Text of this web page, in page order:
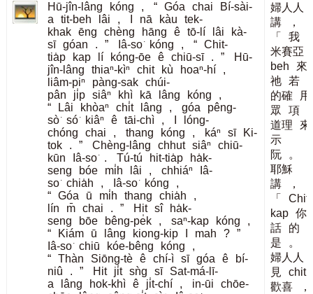
Hū-jîn-lâng kóng , “ Góa chai
Bí-sài-
a
tit-beh lâi , nā kàu
tek-
khak ēng chèng hāng ê tō-lí lâi
kà-
sī góan . ” Iâ-so͘ kóng , “ Chit-
tia̍p
kap lí kóng-ōe ê chiū-sī . ”
Hū-
jîn-lâng
thiaⁿ-kìⁿ chit kù hoaⁿ-hí
,
liâm-piⁿ
pàng-sak chúi-
pân
ji̍p siâⁿ khì kā lâng kóng
,
“
Lâi khòaⁿ chi̍t lâng , góa
pêng-
sò͘ só͘ kiâⁿ ê tāi-chì ,
lóng-
chóng
chai , thang kóng , káⁿ sī
Ki-
tok
. ” Chèng-lâng chhut siâⁿ
chiū-
kūn
Iâ-so͘ . Tú-tú hit-tia̍p
ha̍k-
seng
bóe mi̍h lâi , chhiáⁿ
Iâ-
so͘ chia̍h , Iâ-so͘ kóng
,
“ Góa ū mi̍h thang chia̍h
,
lín
m̄ chai . ” Hit sî
ha̍k-
seng
bōe bêng-pe̍k , saⁿ-kap kóng
,
“
Kiám ū lâng kiong-kip mah ? ”
Iâ-so͘ chiū kóe-bêng kóng
,
“ Thàn Siōng-tè ê chí-ì sī góa ê
bí-
niû
. ” Hit ji̍t sǹg sī
Sat-má-lī-
a
lâng hok-khì ê ji̍t-chí , in-ūi
chōe-
婦人人
講
，
「
我
米賽亞
beh
來
祂
若
的確
用
眾
項
道理
來
示
阮
。
耶穌
講
，
「
kap 你
話
的
是
。
婦人人
見
chit
歡喜
，